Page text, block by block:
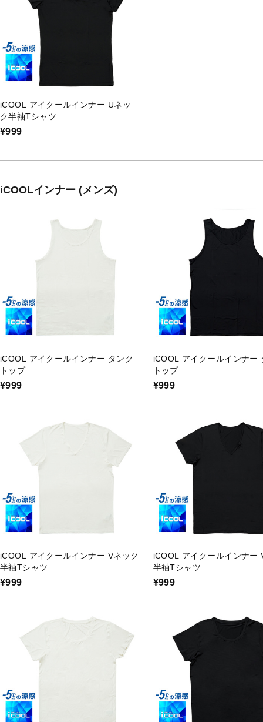
iCOOL アイクールインナー Uネッ
ク半袖Tシャツ
¥999
iCOOLインナー (メンズ)
iCOOL アイクールインナー タンク
トップ
¥999
iCOOL アイクールインナー
トップ
¥999
iCOOL アイクールインナー Vネック
半袖Tシャツ
¥999
iCOOL アイクールインナー
半袖Tシャツ
¥999